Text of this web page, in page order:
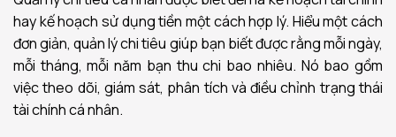
hay kế hoạch sử dụng tiền một cách hợp lý. Hiểu một cách
đơn giản, quản lý chi tiêu giúp bạn biết được rằng mỗi ngày,
mỗi tháng, mỗi năm bạn thu chi bao nhiêu. Nó bao gồm
việc theo dõi, giám sát, phân tích và điều chỉnh trạng thái
tài chính cá nhân.